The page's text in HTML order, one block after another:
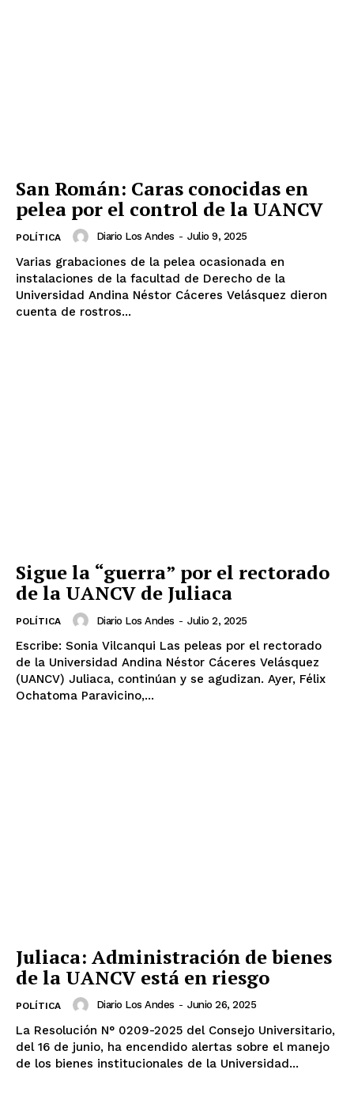
San Román: Caras conocidas en
pelea por el control de la UANCV
POLÍTICA Diario Los Andes - Julio 9, 2025
Varias grabaciones de la pelea ocasionada en
instalaciones de la facultad de Derecho de la
Universidad Andina Néstor Cáceres Velásquez dieron
cuenta de rostros...
Sigue la “guerra” por el rectorado
de la UANCV de Juliaca
POLÍTICA Diario Los Andes - Julio 2, 2025
Escribe: Sonia Vilcanqui Las peleas por el rectorado
de la Universidad Andina Néstor Cáceres Velásquez
(UANCV) Juliaca, continúan y se agudizan. Ayer, Félix
Ochatoma Paravicino,...
Juliaca: Administración de bienes
de la UANCV está en riesgo
POLÍTICA Diario Los Andes - Junio 26, 2025
La Resolución N° 0209-2025 del Consejo Universitario,
del 16 de junio, ha encendido alertas sobre el manejo
de los bienes institucionales de la Universidad...